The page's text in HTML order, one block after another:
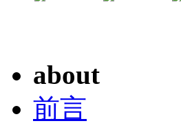
about
前言